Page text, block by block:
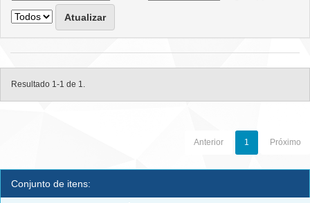
Resultado 1-1 de 1.
Anterior 1 Próximo
Conjunto de itens: